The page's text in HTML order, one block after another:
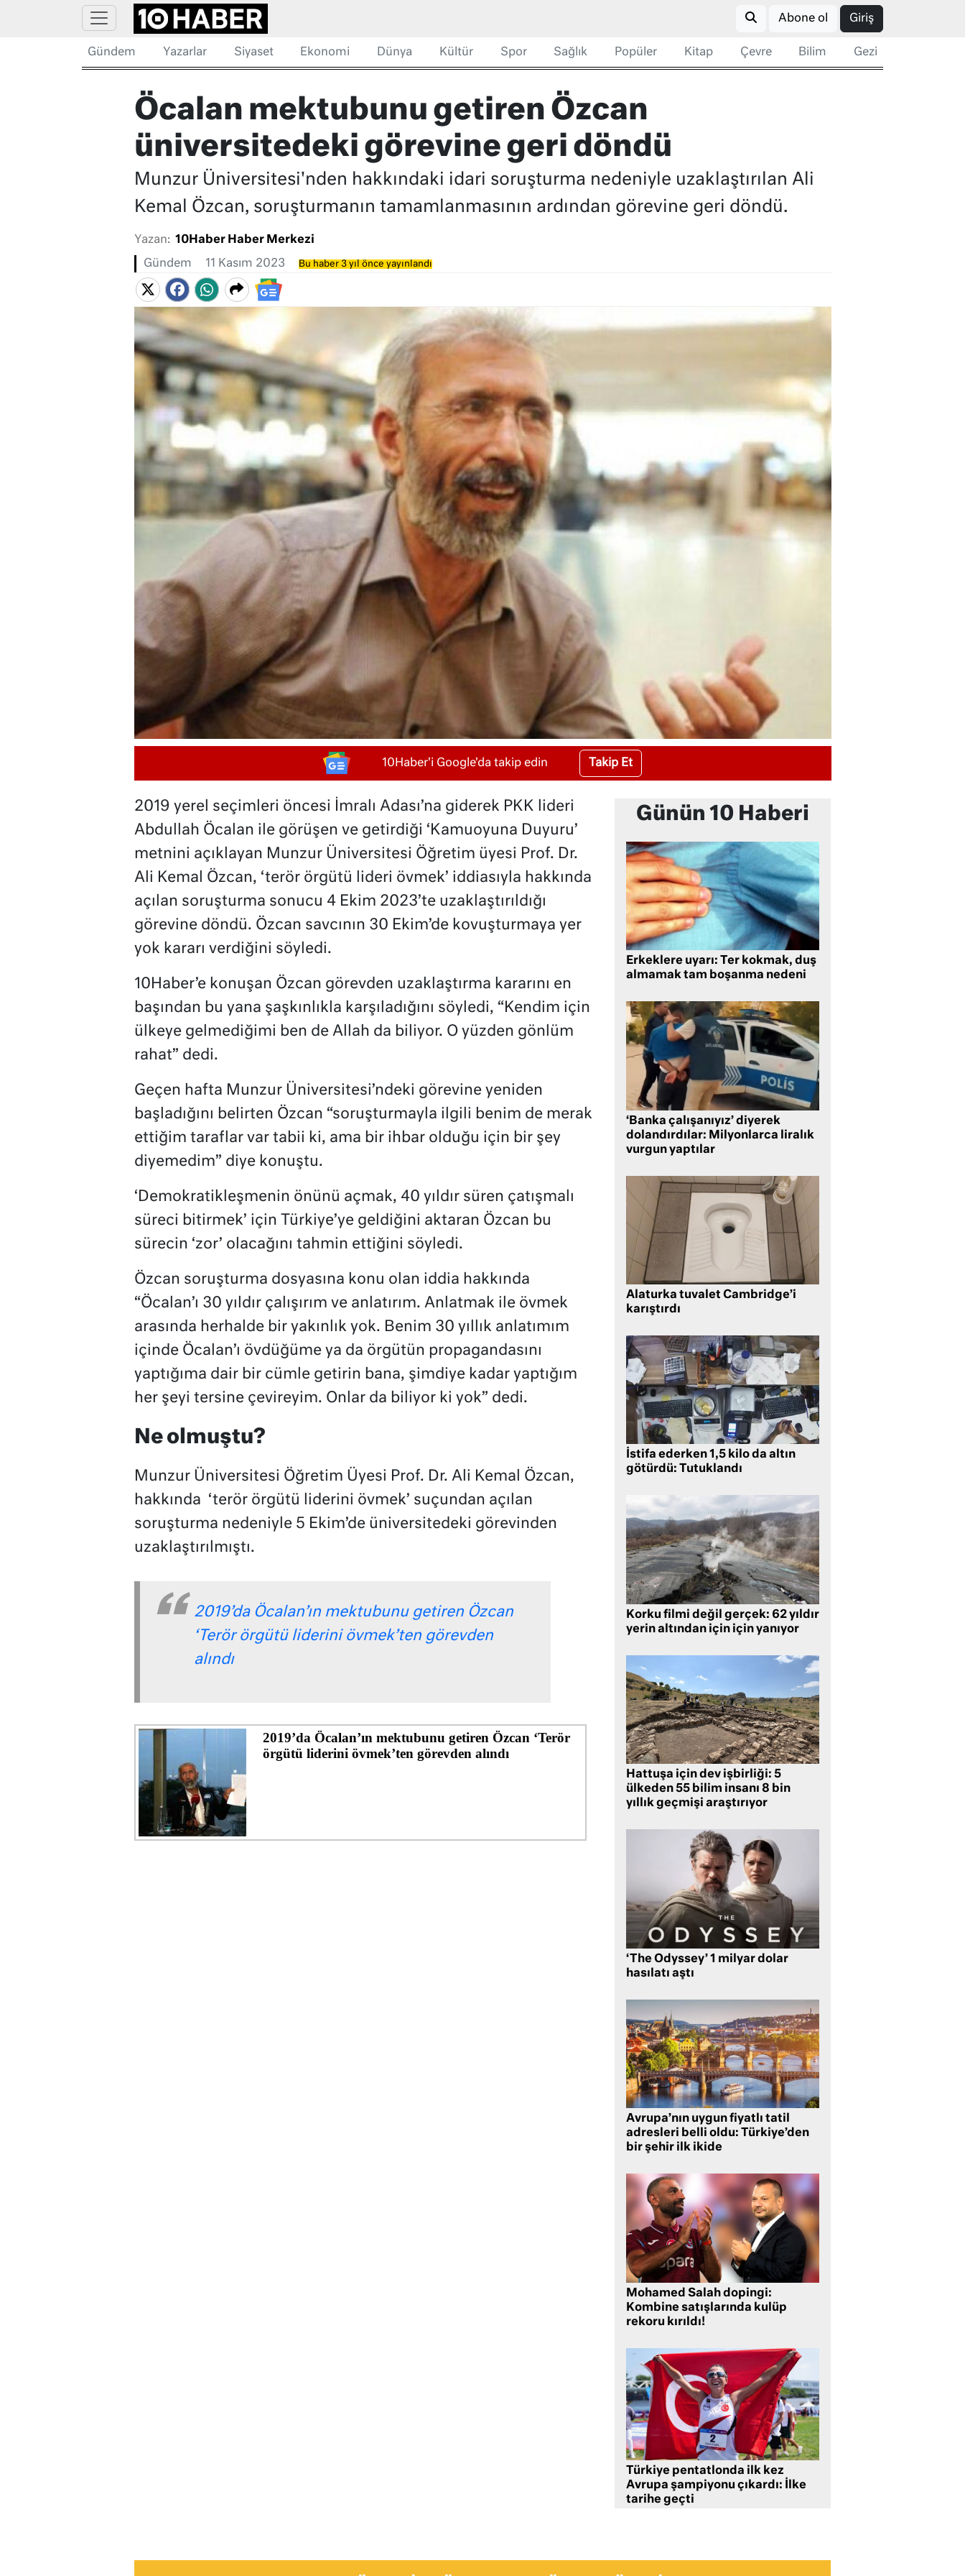
Abone ol Giriş
Gündem Yazarlar Siyaset Ekonomi Dünya Kültür Spor Sağlık Popüler Kitap Çevre Bilim Gezi
Öcalan mektubunu getiren Özcan
üniversitedeki görevine geri döndü
Munzur Üniversitesi'nden hakkındaki idari soruşturma nedeniyle uzaklaştırılan Ali
Kemal Özcan, soruşturmanın tamamlanmasının ardından görevine geri döndü.
Yazan: 10Haber Haber Merkezi
Gündem 11 Kasım 2023 Bu haber 3 yıl önce yayınlandı
10Haber'i Google'da takip edin Takip Et
2019 yerel seçimleri öncesi İmralı Adası’na giderek PKK lideri
Abdullah Öcalan ile görüşen ve getirdiği ‘Kamuoyuna Duyuru’
metnini açıklayan Munzur Üniversitesi Öğretim üyesi Prof. Dr.
Ali Kemal Özcan, ‘terör örgütü lideri övmek’ iddiasıyla hakkında
açılan soruşturma sonucu 4 Ekim 2023’te uzaklaştırıldığı
görevine döndü. Özcan savcının 30 Ekim’de kovuşturmaya yer
yok kararı verdiğini söyledi.
10Haber’e konuşan Özcan görevden uzaklaştırma kararını en
başından bu yana şaşkınlıkla karşıladığını söyledi, “Kendim için
ülkeye gelmediğimi ben de Allah da biliyor. O yüzden gönlüm
rahat” dedi.
Geçen hafta Munzur Üniversitesi’ndeki görevine yeniden
başladığını belirten Özcan “soruşturmayla ilgili benim de merak
ettiğim taraflar var tabii ki, ama bir ihbar olduğu için bir şey
diyemedim” diye konuştu.
‘Demokratikleşmenin önünü açmak, 40 yıldır süren çatışmalı
süreci bitirmek’ için Türkiye’ye geldiğini aktaran Özcan bu
sürecin ‘zor’ olacağını tahmin ettiğini söyledi.
Özcan soruşturma dosyasına konu olan iddia hakkında
“Öcalan’ı 30 yıldır çalışırım ve anlatırım. Anlatmak ile övmek
arasında herhalde bir yakınlık yok. Benim 30 yıllık anlatımım
içinde Öcalan’ı övdüğüme ya da örgütün propagandasını
yaptığıma dair bir cümle getirin bana, şimdiye kadar yaptığım
her şeyi tersine çevireyim. Onlar da biliyor ki yok” dedi.
Ne olmuştu?
Munzur Üniversitesi Öğretim Üyesi Prof. Dr. Ali Kemal Özcan,
hakkında ‘terör örgütü liderini övmek’ suçundan açılan
soruşturma nedeniyle 5 Ekim’de üniversitedeki görevinden
uzaklaştırılmıştı.
2019’da Öcalan’ın mektubunu getiren Özcan
‘Terör örgütü liderini övmek’ten görevden
alındı
Günün 10 Haberi
Erkeklere uyarı: Ter kokmak, duş
almamak tam boşanma nedeni
‘Banka çalışanıyız’ diyerek
dolandırdılar: Milyonlarca liralık
vurgun yaptılar
Alaturka tuvalet Cambridge’i
karıştırdı
İstifa ederken 1,5 kilo da altın
götürdü: Tutuklandı
Korku filmi değil gerçek: 62 yıldır
yerin altından için için yanıyor
Hattuşa için dev işbirliği: 5
ülkeden 55 bilim insanı 8 bin
yıllık geçmişi araştırıyor
‘The Odyssey’ 1 milyar dolar
hasılatı aştı
Avrupa’nın uygun fiyatlı tatil
adresleri belli oldu: Türkiye’den
bir şehir ilk ikide
Mohamed Salah dopingi:
Kombine satışlarında kulüp
rekoru kırıldı!
Türkiye pentatlonda ilk kez
Avrupa şampiyonu çıkardı: İlke
tarihe geçti